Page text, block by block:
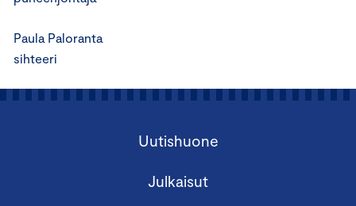
Paula Paloranta
sihteeri
Uutishuone
Julkaisut